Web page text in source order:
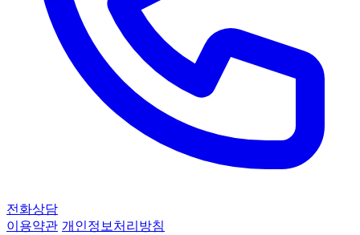
전화상담
이용약관 개인정보처리방침